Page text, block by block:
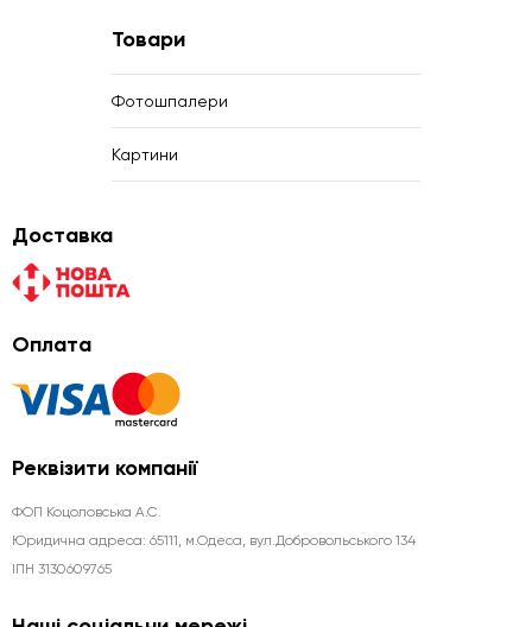
Товари
Фотошпалери
Картини
Доставка
Оплата
Реквізити компанії
ФОП Коцоловська А.С.
Юридична aдреса: 65111, м.Одеса, вул.Добровольського 134
ІПН 3130609765